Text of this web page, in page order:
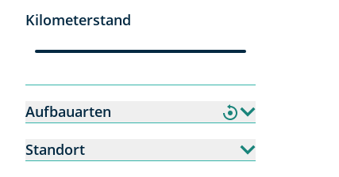
Kilometerstand
Aufbauarten
Standort